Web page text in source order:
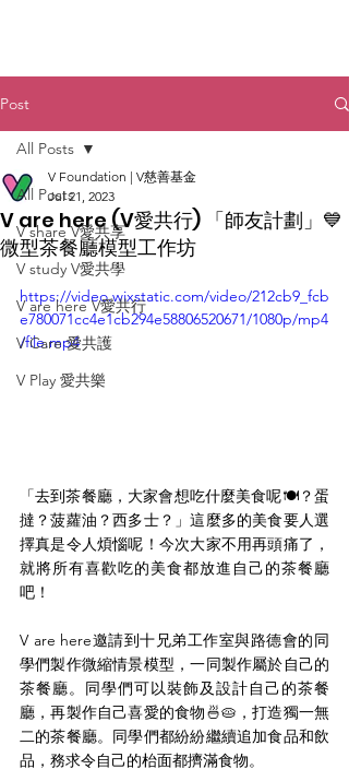
Post
All Posts
V share V愛共享
V study V愛共學
V are here V愛共行
V Care 愛共護
V Play 愛共樂
All Posts
V are here (V愛共行) 「師友計劃」💙
微型茶餐廳模型工作坊
V Foundation | V慈善基金
Jul 21, 2023
https://video.wixstatic.com/video/212cb9_fcb
e780071cc4e1cb294e58806520671/1080p/mp4
/file.mp4
「去到茶餐廳，大家會想吃什麼美食呢🍽️？蛋
撻？菠蘿油？西多士？」這麼多的美食要人選
擇真是令人煩惱呢！今次大家不用再頭痛了，
就將所有喜歡吃的美食都放進自己的茶餐廳
吧！
V are here邀請到十兄弟工作室與路德會的同
學們製作微縮情景模型，一同製作屬於自己的
茶餐廳。同學們可以裝飾及設計自己的茶餐
廳，再製作自己喜愛的食物🍜🥧，打造獨一無
二的茶餐廳。同學們都紛紛繼續追加食品和飲
品，務求令自己的枱面都擠滿食物。